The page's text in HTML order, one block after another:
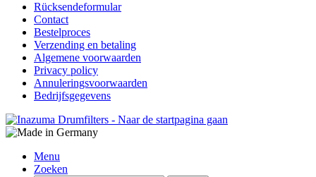
Rücksendeformular
Contact
Bestelproces
Verzending en betaling
Algemene voorwaarden
Privacy policy
Annuleringsvoorwaarden
Bedrijfsgegevens
Menu
Zoeken